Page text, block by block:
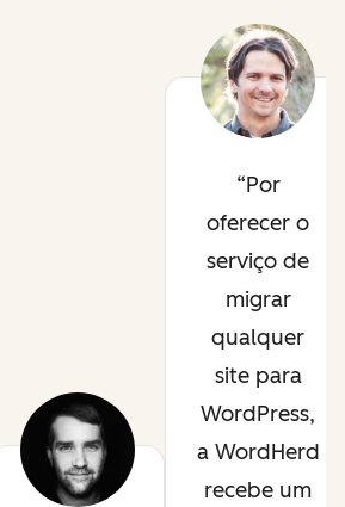
Por
oferecer o
serviço de
migrar
qualquer
site para
WordPress,
a WordHerd
recebe um